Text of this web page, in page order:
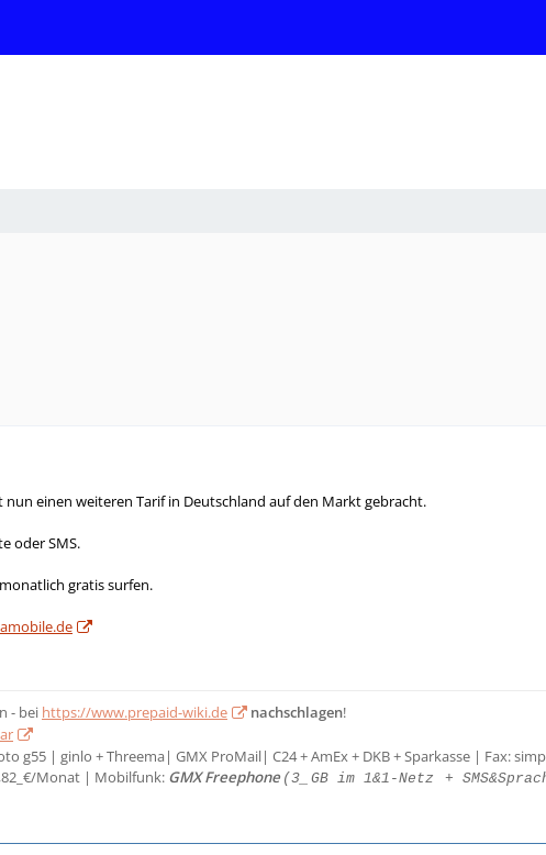
nun einen weiteren Tarif in Deutschland auf den Markt gebracht.
oder SMS.
gratis surfen.
- bei https://www.prepaid-wiki.de nachschlagen!
g55 | ginlo + Threema| GMX ProMail| C24 + AmEx + DKB + Sparkasse | Fax:
Monat | Mobilfunk: GMX Freephone (3_ GB im 1&1-Netz +